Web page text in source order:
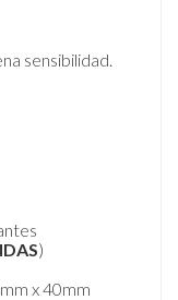
sensibilidad.
)
x 40mm